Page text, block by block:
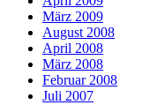
März 2009
August 2008
April 2008
März 2008
Februar 2008
Juli 2007